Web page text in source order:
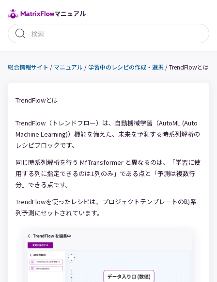
マニュアル
総合情報サイト / マニュアル / 学習中のレシピの作成・選択 /TrendFlowとは
TrendFlowとは
TrendFlow（トレンドフロー）は、自動機械学習（AutoML (Auto
Machine Learning)）機能を備えた、未来を予測する時系列解析の
レシピブロックです。
同じ時系列解析を行う MfTransformer と異なるのは、「学習に使
用する列に指定できるのは1列のみ」である点と「予測は複数行
分」できる点です。
TrendFlowを使ったレシピは、プロジェクトテンプレートの時系
列予測にセットされています。